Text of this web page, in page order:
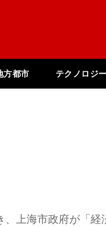
方都市 テクノロジ
、上海市政府が「経